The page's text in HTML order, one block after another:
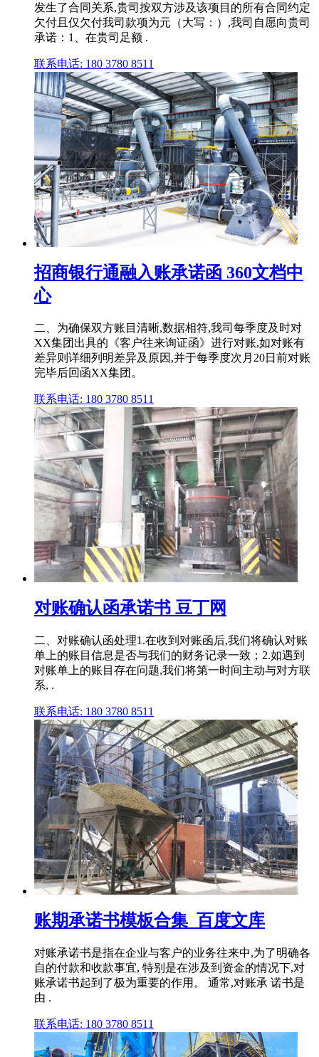
发生了合同关系,贵司按双方涉及该项目的所有合同约定
欠付且仅欠付我司款项为元（大写：）,我司自愿向贵司
承诺：1、在贵司足额 .
联系电话: 180 3780 8511
招商银行通融入账承诺函 360文档中
心
二、为确保双方账目清晰,数据相符,我司每季度及时对
XX集团出具的《客户往来询证函》进行对账,如对账有
差异则详细列明差异及原因,并于每季度次月20日前对账
完毕后回函XX集团。
联系电话: 180 3780 8511
对账确认函承诺书 豆丁网
二、对账确认函处理1.在收到对账函后,我们将确认对账
单上的账目信息是否与我们的财务记录一致；2.如遇到
对账单上的账目存在问题,我们将第一时间主动与对方联
系, .
联系电话: 180 3780 8511
账期承诺书模板合集_百度文库
对账承诺书是指在企业与客户的业务往来中,为了明确各
自的付款和收款事宜, 特别是在涉及到资金的情况下,对
账承诺书起到了极为重要的作用。 通常,对账承 诺书是
由 .
联系电话: 180 3780 8511